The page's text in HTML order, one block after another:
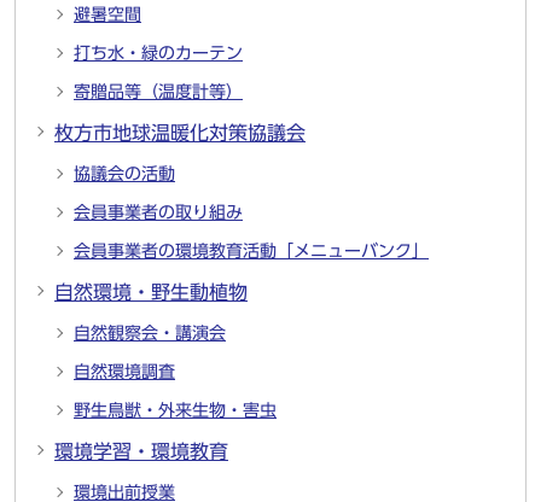
避暑空間
打ち水・緑のカーテン
寄贈品等（温度計等）
枚方市地球温暖化対策協議会
協議会の活動
会員事業者の取り組み
会員事業者の環境教育活動「メニューバンク」
自然環境・野生動植物
自然観察会・講演会
自然環境調査
野生鳥獣・外来生物・害虫
環境学習・環境教育
環境出前授業